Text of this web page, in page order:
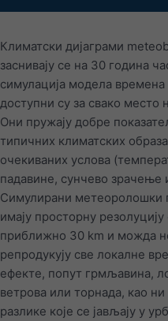
Климатски дијаграми
заснивају се на 30 година
симулација моделa времена
доступни су за свако
Они пружају добре
типичних климатских
очекиваних услова
падавине, сунчево зрачење
Симулирани метеоролошки
имају просторну резолуцију
приближно 30 km и можда
репродукују све локалне
ефекте, попут грмљавина,
ветрова или торнада, као
разлике које се јављају у